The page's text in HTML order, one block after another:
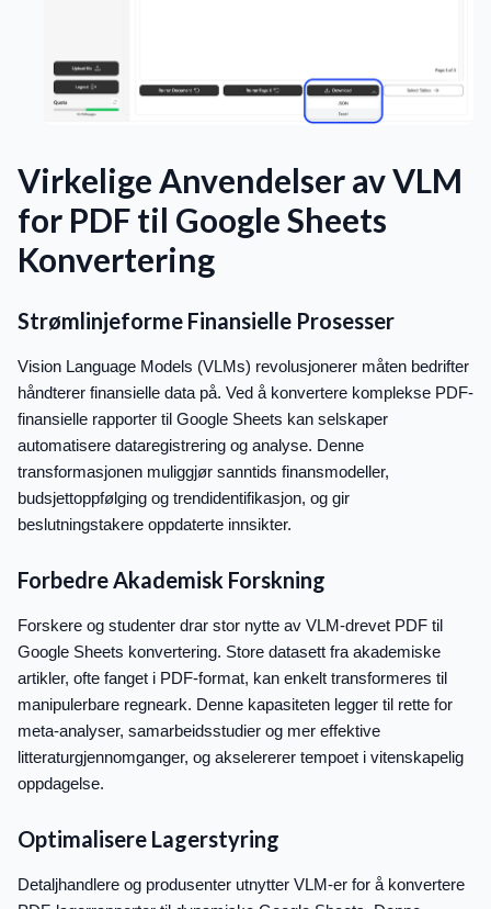
Virkelige Anvendelser av VLM
for PDF til Google Sheets
Konvertering
Strømlinjeforme Finansielle Prosesser
Vision Language Models (VLMs) revolusjonerer måten bedrifter
håndterer finansielle data på. Ved å konvertere komplekse PDF-
finansielle rapporter til Google Sheets kan selskaper
automatisere dataregistrering og analyse. Denne
transformasjonen muliggjør sanntids finansmodeller,
budsjettoppfølging og trendidentifikasjon, og gir
beslutningstakere oppdaterte innsikter.
Forbedre Akademisk Forskning
Forskere og studenter drar stor nytte av VLM-drevet PDF til
Google Sheets konvertering. Store datasett fra akademiske
artikler, ofte fanget i PDF-format, kan enkelt transformeres til
manipulerbare regneark. Denne kapasiteten legger til rette for
meta-analyser, samarbeidsstudier og mer effektive
litteraturgjennomganger, og akselererer tempoet i vitenskapelig
oppdagelse.
Optimalisere Lagerstyring
Detaljhandlere og produsenter utnytter VLM-er for å konvertere